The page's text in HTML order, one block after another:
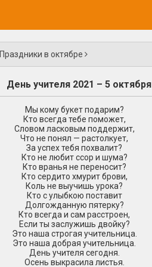
Праздники в октябре
День учителя 2021 – 5 октября
Мы кому букет подарим?
Кто всегда тебе поможет,
Словом ласковым поддержит,
Что не понял — растолкует,
За успех тебя похвалит?
Кто не любит ссор и шума?
Кто вранья не переносит?
Кто сердито хмурит брови,
Коль не выучишь урока?
Кто с улыбкою поставит
Долгожданную пятерку?
Кто всегда и сам расстроен,
Если ты заслужишь двойку?
Это наша строгая учительница.
Это наша добрая учительница.
День учителя сегодня.
Осень выкрасила листья.